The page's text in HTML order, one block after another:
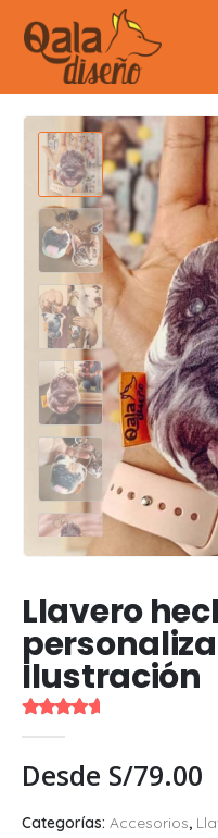
Llavero
Ilustración
Desde S/79.00
Categorías: Accesorios,